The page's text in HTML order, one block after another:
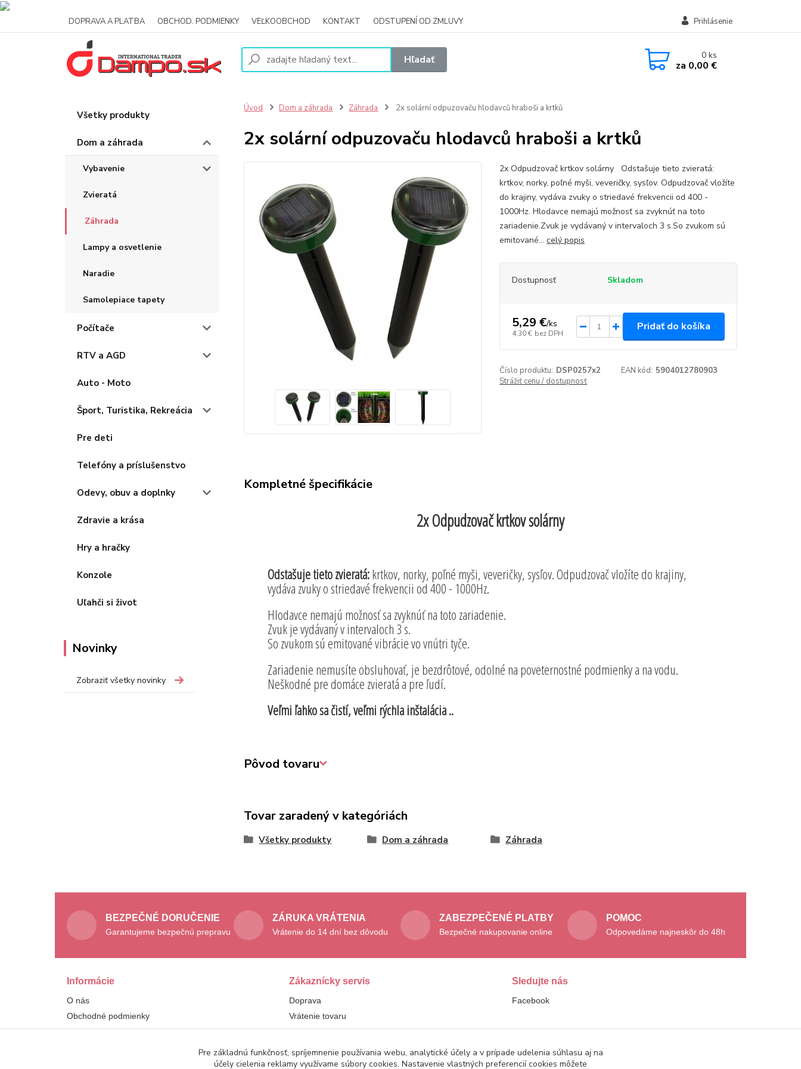
DOPRAVA A PLATBA OBCHOD. PODMIENKY VEĽKOOBCHOD KONTAKT ODSTUPENÍ OD ZMLUVY Prihlásenie
Hľadať 0ks
za 0,00 €
Všetky produkty
Dom a záhrada
Vybavenie
Zvieratá
Záhrada
Lampy a osvetlenie
Naradie
Samolepiace tapety
Počítače
RTV a AGD
Auto - Moto
Šport, Turistika, Rekreácia
Pre deti
Telefóny a príslušenstvo
Odevy, obuv a doplnky
Zdravie a krása
Hry a hračky
Konzole
Uľahči si život
Novinky
Zobraziť všetky novinky
Úvod Dom a záhrada Záhrada 2x solární odpuzovaču hlodavců hraboši a krtků
2x solární odpuzovaču hlodavců hraboši a krtků
2x Odpudzovač krtkov solárny Odstašuje tieto zvieratá:
krtkov, norky, poľné myši, veveričky, sysľov. Odpudzovač vložíte
do krajiny, vydáva zvuky o striedavé frekvencii od 400 -
1000Hz. Hlodavce nemajú možnosť sa zvyknúť na toto
zariadenie.Zvuk je vydávaný v intervaloch 3 s.So zvukom sú
emitované...celý popis
Dostupnosť Skladom
5,29 €/ks
4,30 € bez DPH
Pridať do košíka
Číslo produktu: DSP0257x2 EAN kód: 5904012780903
Strážiť cenu / dostupnosť
Kompletné špecifikácie
2x Odpudzovač krtkov solárny
Odstašuje tieto zvieratá:krtkov, norky, poľné myši, veveričky, sysľov. Odpudzovač vložíte do krajiny,
vydáva zvuky o striedavé frekvencii od 400 - 1000Hz.
Hlodavce nemajú možnosť sa zvyknúť na toto zariadenie.
Zvuk je vydávaný v intervaloch 3 s.
So zvukom sú emitované vibrácie vo vnútri tyče.
Zariadenie nemusíte obsluhovať, je bezdrôtové, odolné na poveternostné podmienky a na vodu.
Neškodné pre domáce zvieratá a pre ľudí.
Veľmi ľahko sa čistí, veľmi rýchla inštalácia ..
Pôvod tovaru
Tovar zaradený v kategóriách
Všetky produkty Dom a záhrada Záhrada
BEZPEČNÉ DORUČENIE
Garantujeme bezpečnú prepravu
ZÁRUKA VRÁTENIA
Vrátenie do 14 dní bez dôvodu
ZABEZPEČENÉ PLATBY
Bezpečné nakupovanie online
POMOC
Odpovedáme najneskôr do 48h
Informácie
O nás
Obchodné podmienky
Ochrana osobných údajov
Zákaznícky servis
Doprava
Vrátenie tovaru
Reklamácie
Sledujte nás
Facebook
Pre základnú funkčnosť, spríjemnenie používania webu, analytické účely a v prípade udelenia súhlasu aj na
účely cielenia reklamy využívame súbory cookies. Nastavenie vlastných preferencií cookies môžete